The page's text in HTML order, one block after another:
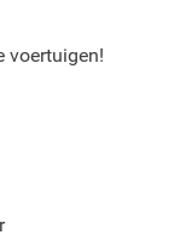
voertuigen!